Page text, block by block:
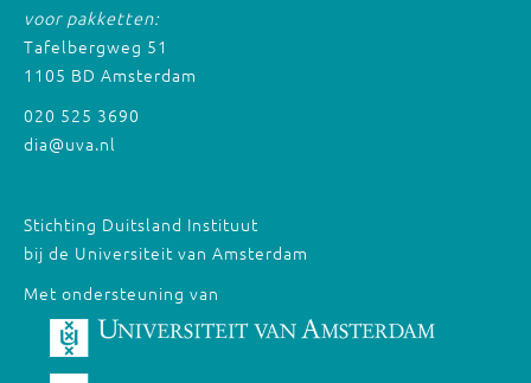
voor pakketten:
Tafelbergweg 51
1105 BD Amsterdam
020 525 3690
dia@uva.nl
Stichting Duitsland Instituut
bij de Universiteit van Amsterdam
Met ondersteuning van